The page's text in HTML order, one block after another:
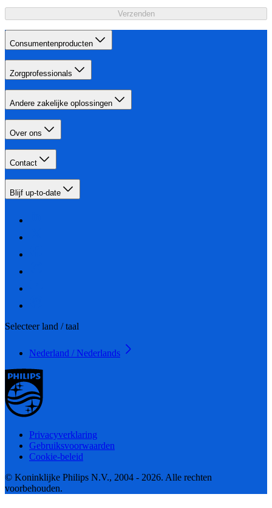
Verzenden
Consumentenproducten
Zorgprofessionals
Andere zakelijke oplossingen
Over ons
Contact
Blijf up-to-date
Selecteer land / taal
Nederland / Nederlands
Privacyverklaring
Gebruiksvoorwaarden
Cookie-beleid
© Koninklijke Philips N.V., 2004 - 2026. Alle rechten
voorbehouden.